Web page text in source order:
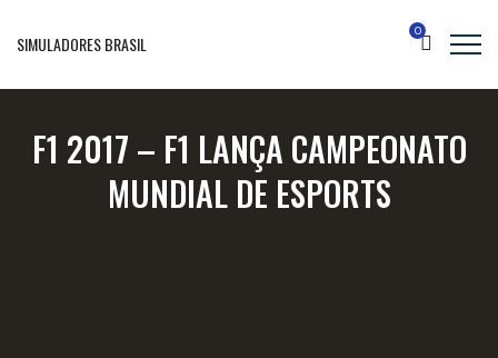
SIMULADORES BRASIL
0
F1 2017 – F1 LANÇA CAMPEONATO
MUNDIAL DE ESPORTS